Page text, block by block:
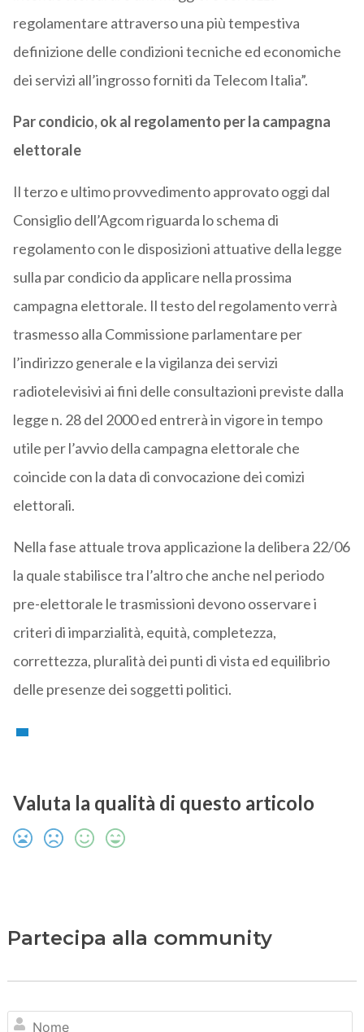
regolamentare attraverso una più tempestiva
definizione delle condizioni tecniche ed economiche
dei servizi all’ingrosso forniti da Telecom Italia”.
Par condicio, ok al regolamento per la campagna
elettorale
Il terzo e ultimo provvedimento approvato oggi dal
Consiglio dell’Agcom riguarda lo schema di
regolamento con le disposizioni attuative della legge
sulla par condicio da applicare nella prossima
campagna elettorale. Il testo del regolamento verrà
trasmesso alla Commissione parlamentare per
l’indirizzo generale e la vigilanza dei servizi
radiotelevisivi ai fini delle consultazioni previste dalla
legge n. 28 del 2000 ed entrerà in vigore in tempo
utile per l’avvio della campagna elettorale che
coincide con la data di convocazione dei comizi
elettorali.
Nella fase attuale trova applicazione la delibera 22/06
la quale stabilisce tra l’altro che anche nel periodo
pre-elettorale le trasmissioni devono osservare i
criteri di imparzialità, equità, completezza,
correttezza, pluralità dei punti di vista ed equilibrio
delle presenze dei soggetti politici.
Valuta la qualità di questo articolo
Partecipa alla community